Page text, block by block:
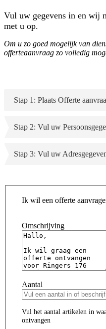
Vul uw gegevens in en wij
met u op.
Om u zo goed mogelijk van
offerteaanvraag zo volledig
Stap 1: Plaats Offerte
Stap 2: Vul uw
Stap 3: Vul uw
Ik wil een offerte
Omschrijving
Aantal
Vul het aantal artikelen in
ontvangen